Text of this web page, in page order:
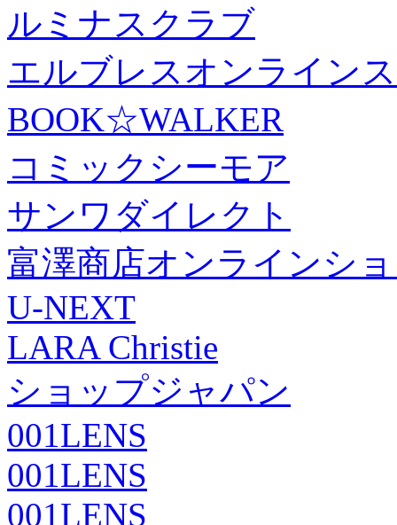
ルミナスクラブ
エルブレスオンライン
BOOK☆WALKER
コミックシーモア
サンワダイレクト
富澤商店オンラインシ
U-NEXT
LARA Christie
ショップジャパン
001LENS
001LENS
001LENS